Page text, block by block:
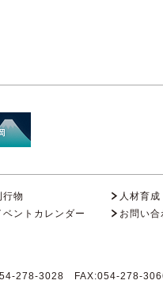
行物 人材育成
ベントカレンダー お問い合
278-3028 FAX:054-278-